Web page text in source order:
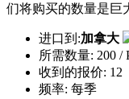
们将购买的数量是巨
进口到:加拿大
所需数量: 200 /
收到的报价: 12
频率: 每季